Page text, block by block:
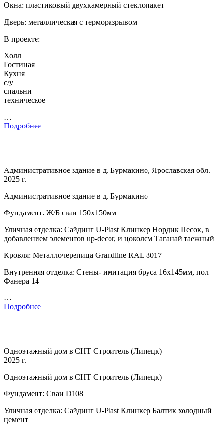
Окна: пластиковый двухкамерный стеклопакет
Дверь: металлическая с терморазрывом
В проекте:
Холл
Гостиная
Кухня
с/у
спальни
техническое
…
Подробнее
Административное здание в д. Бурмакино, Ярославская обл.
2025 г.
Административное здание в д. Бурмакино
Фундамент: Ж/Б сваи 150х150мм
Уличная отделка: Сайдинг U-Plast Клинкер Нордик Песок, в
добавлением элементов up-decor, и цоколем Таганай таежный
Кровля: Металлочерепица Grandline RAL 8017
Внутренняя отделка: Стены- имитация бруса 16х145мм, пол
Фанера 14
…
Подробнее
Одноэтажный дом в СНТ Строитель (Липецк)
2025 г.
Одноэтажный дом в СНТ Строитель (Липецк)
Фундамент: Сваи D108
Уличная отделка: Сайдинг U-Plast Клинкер Балтик холодный
цемент